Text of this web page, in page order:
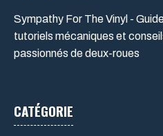
Sympathy For The Vinyl -
tutoriels mécaniques et
passionnés de deux-roues
CATÉGORIE